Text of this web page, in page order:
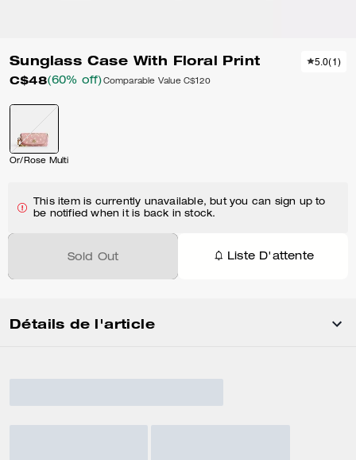
Sunglass Case With Floral Print
C$48(60% off) Comparable Value C$120
5.0(1)
Or/Rose Multi
This item is currently unavailable, but you can sign up to
be notified when it is back in stock.
Sold Out Liste D'attente
Détails de l'article